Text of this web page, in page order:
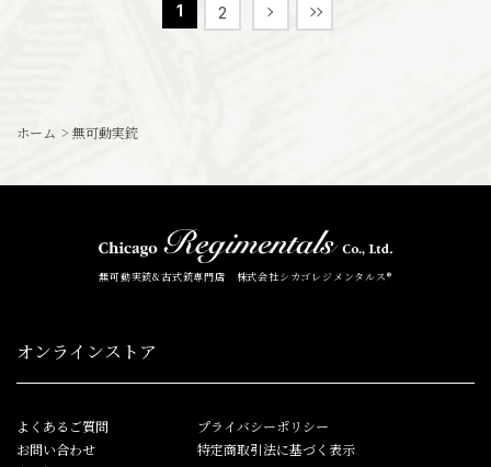
1 2
ホーム > 無可動実銃
無可動実銃&古式銃専門店 株式会社シカゴレジメンタルス®
オンラインストア
よくあるご質問
お問い合わせ
プライバシーポリシー
特定商取引法に基づく表示